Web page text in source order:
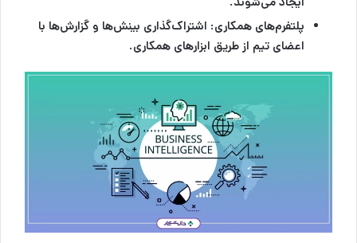
پلتفرم‌های همکاری: اشتراک‌گذاری بینش‌ها و گزارش‌ها با
اعضای تیم از طریق ابزارهای همکاری.